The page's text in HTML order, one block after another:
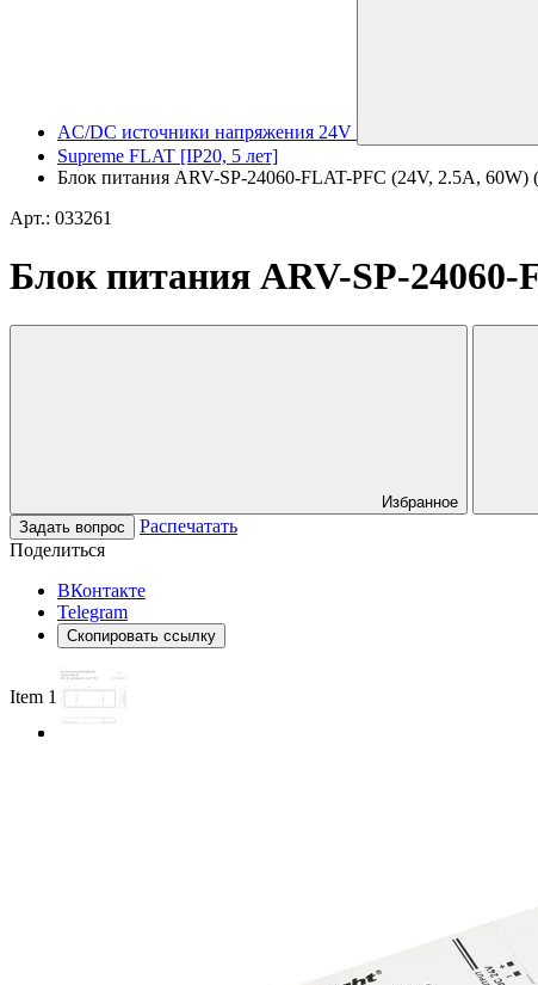
AC/DC источники напряжения 24V
Supreme FLAT [IP20, 5 лет]
Блок питания ARV-SP-24060-FLAT-PFC (24V, 2.5A, 60W)
Арт.: 033261
Блок питания ARV-SP-
Избранное
Задать вопрос
Распечатать
Поделиться
ВКонтакте
Telegram
Скопировать ссылку
Item 1 of 3